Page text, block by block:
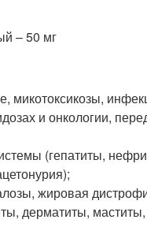
– 50 мг
микотоксикозы,
и онкологии,
(гепатиты,
жировая
дерматиты,